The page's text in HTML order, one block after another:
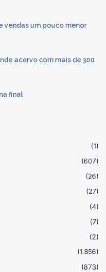
vendas um pouco menor
acervo com mais de 300
final
(1)
(607)
(26)
(27)
(4)
(7)
(2)
(1.856)
(873)